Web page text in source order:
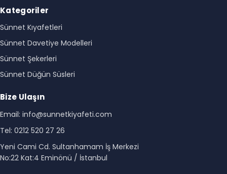
Kategoriler
Sünnet Kıyafetleri
Sünnet Davetiye Modelleri
Sünnet Şekerleri
Sünnet Düğün Süsleri
Bize Ulaşın
Email: info@sunnetkiyafeti.com
Tel: 0212 520 27 26
Yeni Cami Cd. Sultanhamam İş Merkezi
No:22 Kat:4 Eminönü / İstanbul